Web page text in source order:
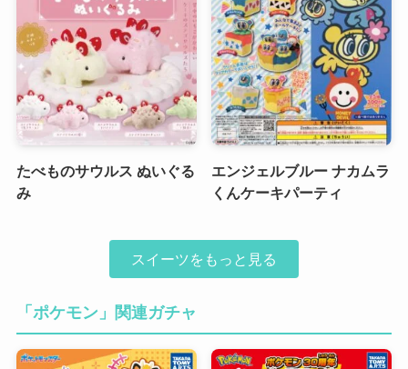
たべものサウルス ぬいぐる
み
エンジェルブルー ナカムラ
くんケーキパーティ
スイーツをもっと見る
「ポケモン」関連ガチャ